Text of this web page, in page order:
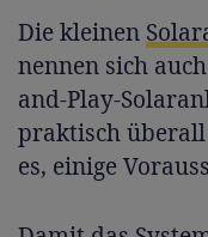
Die kleinen
nennen sich
and-Play-
praktisch
es, einige